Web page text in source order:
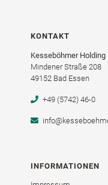
KONTAKT
Kesseböhmer Holding
Mindener Straße 208
49152 Bad Essen
+49 (5742) 46-0
INFORMATIONEN